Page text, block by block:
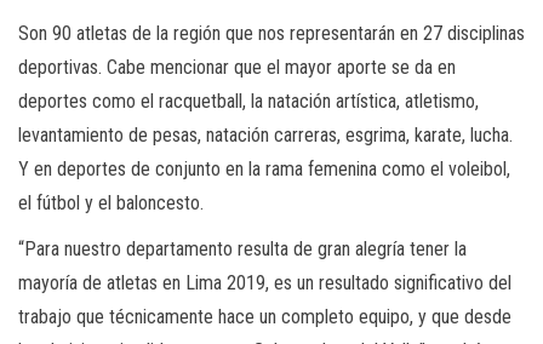
Son 90 atletas de la región que nos representarán en 27 disciplinas
deportivas. Cabe mencionar que el mayor aporte se da en
deportes como el racquetball, la natación artística, atletismo,
levantamiento de pesas, natación carreras, esgrima, karate, lucha.
Y en deportes de conjunto en la rama femenina como el voleibol,
el fútbol y el baloncesto.
“Para nuestro departamento resulta de gran alegría tener la
mayoría de atletas en Lima 2019, es un resultado significativo del
trabajo que técnicamente hace un completo equipo, y que desde